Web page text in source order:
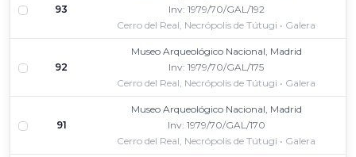
93
Inv: 1979/70/GAL/192
Cerro del Real, Necrópolis de Tútugi • Galera
92
Museo Arqueológico Nacional, Madrid
Inv: 1979/70/GAL/175
Cerro del Real, Necrópolis de Tútugi • Galera
91
Museo Arqueológico Nacional, Madrid
Inv: 1979/70/GAL/170
Cerro del Real, Necrópolis de Tútugi • Galera